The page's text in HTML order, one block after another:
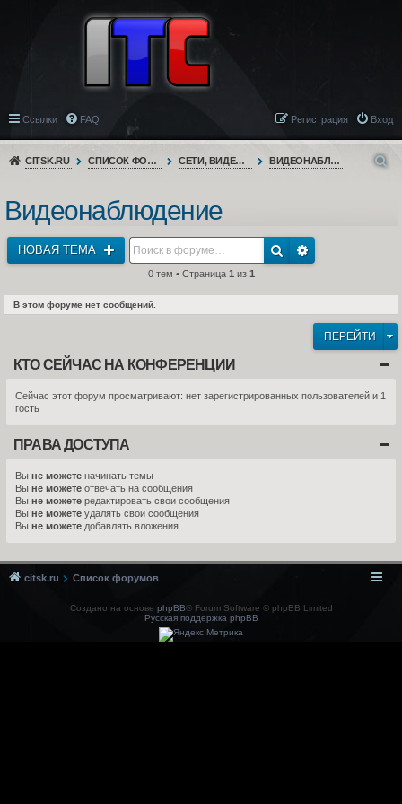
Ссылки FAQ Вход
Регистрация
CITSK.RU СПИСОК ФОРУМОВ СЕТИ, ВИДЕОНАБЛЮДЕНИЕ, ТЕЛЕФОНИЯ ВИДЕОНАБЛЮДЕНИЕ
Видеонаблюдение
НОВАЯ ТЕМА
0 тем • Страница 1 из 1
В этом форуме нет сообщений.
ПЕРЕЙТИ
КТО СЕЙЧАС НА КОНФЕРЕНЦИИ
Сейчас этот форум просматривают: нет зарегистрированных пользователей и 1
гость
ПРАВА ДОСТУПА
Вы не можете начинать темы
Вы не можете отвечать на сообщения
Вы не можете редактировать свои сообщения
Вы не можете удалять свои сообщения
Вы не можете добавлять вложения
citsk.ru Список форумов
Создано на основе phpBB® Forum Software © phpBB Limited
Русская поддержка phpBB